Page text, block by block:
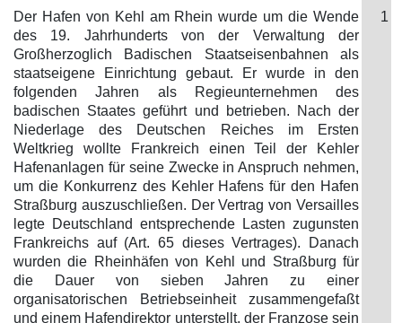
Der Hafen von Kehl am Rhein wurde um die Wende
des 19. Jahrhunderts von der Verwaltung der
Großherzoglich Badischen Staatseisenbahnen als
staatseigene Einrichtung gebaut. Er wurde in den
folgenden Jahren als Regieunternehmen des
badischen Staates geführt und betrieben. Nach der
Niederlage des Deutschen Reiches im Ersten
Weltkrieg wollte Frankreich einen Teil der Kehler
Hafenanlagen für seine Zwecke in Anspruch nehmen,
um die Konkurrenz des Kehler Hafens für den Hafen
Straßburg auszuschließen. Der Vertrag von Versailles
legte Deutschland entsprechende Lasten zugunsten
Frankreichs auf (Art. 65 dieses Vertrages). Danach
wurden die Rheinhäfen von Kehl und Straßburg für
die Dauer von sieben Jahren zu einer
organisatorischen Betriebseinheit zusammengefaßt
und einem Hafendirektor unterstellt, der Franzose sein
1